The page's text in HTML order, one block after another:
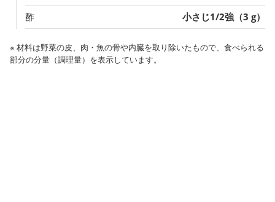
酢
小さじ1/2強（3 g）
※ 材料は野菜の皮、肉・魚の骨や内臓を取り除いたもので、食べられる
部分の分量（調理量）を表示しています。